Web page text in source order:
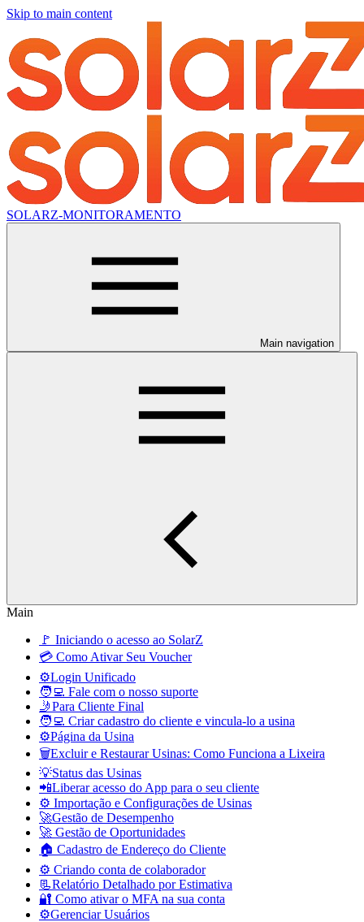
Skip to main content
SOLARZ-MONITORAMENTO
Main navigation
Main
🚩 Iniciando o acesso ao SolarZ
💳 Como Ativar Seu Voucher
⚙️Login Unificado
🧑‍💻 Fale com o nosso suporte
🤳Para Cliente Final
🧑‍💻 Criar cadastro do cliente e vincula-lo a usina
⚙️Página da Usina
🗑️Excluir e Restaurar Usinas: Como Funciona a Lixeira
💡Status das Usinas
📲Liberar acesso do App para o seu cliente
⚙️ Importação e Configurações de Usinas
🚀Gestão de Desempenho
🚀 Gestão de Oportunidades
🏠 Cadastro de Endereço do Cliente
⚙️ Criando conta de colaborador
📃Relatório Detalhado por Estimativa
🔐 Como ativar o MFA na sua conta
⚙️Gerenciar Usuários